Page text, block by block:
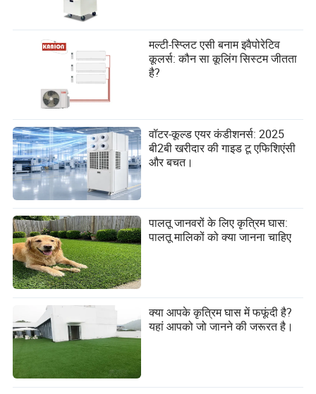
मल्टी-स्प्लिट एसी बनाम इवैपोरेटिव
कूलर्स: कौन सा कूलिंग सिस्टम जीतता
है?
वॉटर-कूल्ड एयर कंडीशनर्स: 2025
बी2बी खरीदार की गाइड टू एफिशिएंसी
और बचत।
पालतू जानवरों के लिए कृत्रिम घास:
पालतू मालिकों को क्या जानना चाहिए
क्या आपके कृत्रिम घास में फफूंदी है?
यहां आपको जो जानने की जरूरत है।